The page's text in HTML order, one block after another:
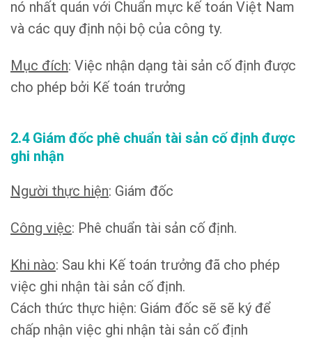
nó nhất quán với Chuẩn mực kế toán Việt Nam
và các quy định nội bộ của công ty.
Mục đích: Việc nhận dạng tài sản cố định được
cho phép bởi Kế toán trưởng
2.4 Giám đốc phê chuẩn tài sản cố định được
ghi nhận
Người thực hiện: Giám đốc
Công việc: Phê chuẩn tài sản cố định.
Khi nào: Sau khi Kế toán trưởng đã cho phép
việc ghi nhận tài sản cố định.
Cách thức thực hiện: Giám đốc sẽ sẽ ký để
chấp nhận việc ghi nhận tài sản cố định